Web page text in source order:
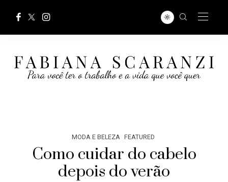
MODA E BELEZA FEATURED
Como cuidar do cabelo
depois do verão